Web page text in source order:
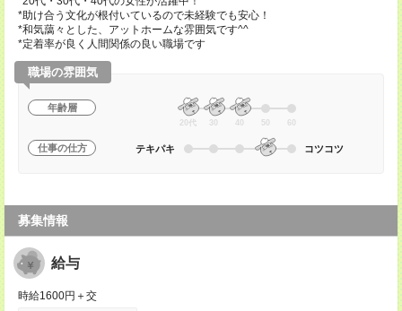
*助け合う文化が根付いているので未経験でも安心！
*和気藹々とした、アットホームな雰囲気です^^
*定着率が良く人間関係の良い職場です
職場の雰囲気
年齢層
20代 30 40 50 60
仕事の仕方 テキパキ コツコツ
募集情報
給与
時給1600円＋交